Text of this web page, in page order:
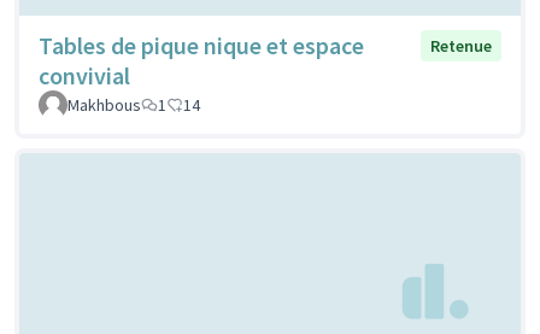
Tables de pique nique et espace
convivial
Retenue
Makhbous 1 14